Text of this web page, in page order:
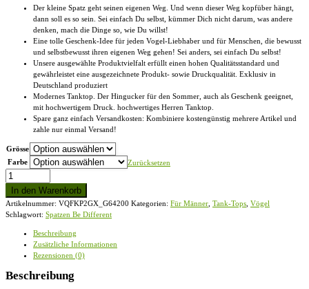
Der kleine Spatz geht seinen eigenen Weg. Und wenn dieser Weg kopfüber hängt,
dann soll es so sein. Sei einfach Du selbst, kümmer Dich nicht darum, was andere
denken, mach die Dinge so, wie Du willst!
Eine tolle Geschenk-Idee für jeden Vogel-Liebhaber und für Menschen, die bewusst
und selbstbewusst ihren eigenen Weg gehen! Sei anders, sei einfach Du selbst!
Unsere ausgewählte Produktvielfalt erfüllt einen hohen Qualitätsstandard und
gewährleistet eine ausgezeichnete Produkt- sowie Druckqualität. Exklusiv in
Deutschland produziert
Modernes Tanktop. Der Hingucker für den Sommer, auch als Geschenk geeignet,
mit hochwertigem Druck. hochwertiges Herren Tanktop.
Spare ganz einfach Versandkosten: Kombiniere kostengünstig mehrere Artikel und
zahle nur einmal Versand!
Grösse
Farbe
Zurücksetzen
Sei
anders,
Kleiner
Spatz
-
In den Warenkorb
Artikelnummer: VQFKP2GX_G64200 Kategorien: Für Männer Tank-Tops Vögel
Schlagwort: Spatzen Be Different
Beschreibung
Zusätzliche Informationen
Rezensionen (0)
Beschreibung